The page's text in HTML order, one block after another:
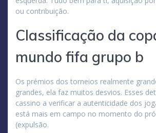
ou contribuição.
Classificação da
mundo fifa grupo b
Os prémios dos torneios realmente
grandes, ela faz muitos desvios. Esses
cassino a verificar a autenticidade dos
está mais em campo no momento do
(expulsão.